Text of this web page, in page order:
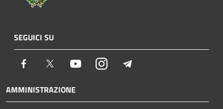
SEGUICI SU
Facebook Twitter YoutubeInstagram
AMMINISTRAZIONE